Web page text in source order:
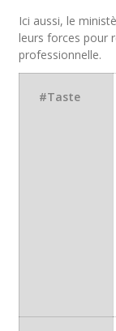
Ici aussi, le
leurs forces pour
professionnelle.
#Taste